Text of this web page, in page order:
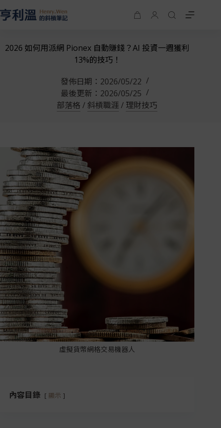
2026 如何用派網 Pionex 自動賺錢？AI 投資一週獲利
13%的技巧！
發佈日期： 2026/05/22
最後更新： 2026/05/25
部落格 / 斜槓職涯/ 理財技巧
虛擬貨幣網格交易機器人
內容目錄 顯示